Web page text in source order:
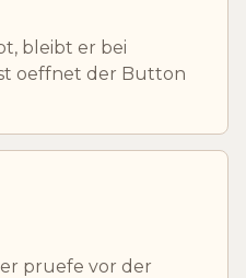
bleibt er bei
oeffnet der Button
pruefe vor der